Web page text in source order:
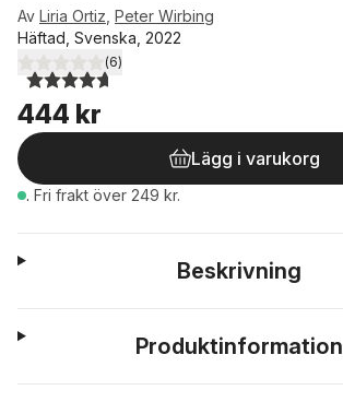
Av Liria Ortiz Peter Wirbing
Häftad, Svenska, 2022
4,7utav 5 stjärnor. Totalt antal röster:
(6)
444 kr
Lägg i varukorg
. Fri frakt över 249 kr.
Beskrivning
Produktinformation